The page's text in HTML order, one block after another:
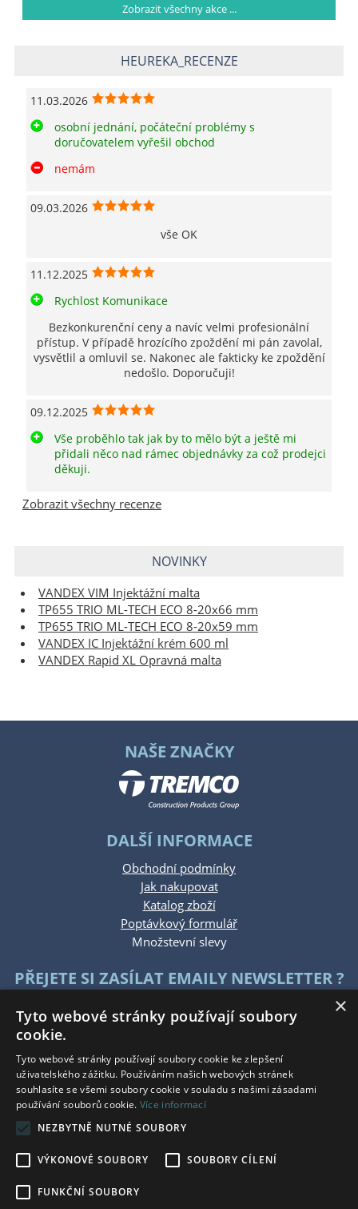
Zobrazit všechny akce ...
HEUREKA_RECENZE
11.03.2026
osobní jednání, počáteční problémy s
doručovatelem vyřešil obchod
nemám
09.03.2026
vše OK
11.12.2025
Rychlost Komunikace
Bezkonkurenční ceny a navíc velmi profesionální
přístup. V případě hrozícího zpoždění mi pán zavolal,
vysvětlil a omluvil se. Nakonec ale fakticky ke zpoždění
nedošlo. Doporučuji!
09.12.2025
Vše proběhlo tak jak by to mělo být a ještě mi
přidali něco nad rámec objednávky za což prodejci
děkuji.
Zobrazit všechny recenze
NOVINKY
VANDEX VIM Injektážní malta
TP655 TRIO ML-TECH ECO 8-20x66 mm
TP655 TRIO ML-TECH ECO 8-20x59 mm
VANDEX IC Injektážní krém 600 ml
VANDEX Rapid XL Opravná malta
NAŠE ZNAČKY
DALŠÍ INFORMACE
Obchodní podmínky
Jak nakupovat
Katalog zboží
Poptávkový formulář
Množstevní slevy
PŘEJETE SI ZASÍLAT EMAILY NEWSLETTER ?
KONTAKTUJTE NÁS
Po - Pá: 7:30 - 15:30
Tel.: +420 777 215 146
E-mail: eshop@bauwerkg.cz
×
Tyto webové stránky používají soubory
cookie.
Tyto webové stránky používají soubory cookie ke zlepšení
uživatelského zážitku. Používáním našich webových stránek
souhlasíte se všemi soubory cookie v souladu s našimi zásadami
používání souborů cookie. Více informací
NEZBYTNĚ NUTNÉ SOUBORY
VÝKONOVÉ SOUBORY SOUBORY CÍLENÍ
FUNKČNÍ SOUBORY